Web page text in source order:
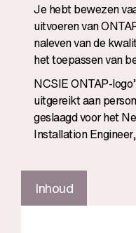
Je hebt bewezen
uitvoeren van
naleven van de
het toepassen van
NCSIE ONTAP-
uitgereikt aan
geslaagd voor het
Installation
Inhoud